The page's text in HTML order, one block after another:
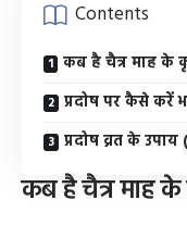
Contents
कब है चैत्र माह के
प्रदोष पर कैसे करें
प्रदोष व्रत के
कब है चैत्र माह के